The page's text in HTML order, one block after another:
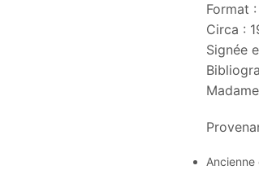
Format
Circa :
Signée